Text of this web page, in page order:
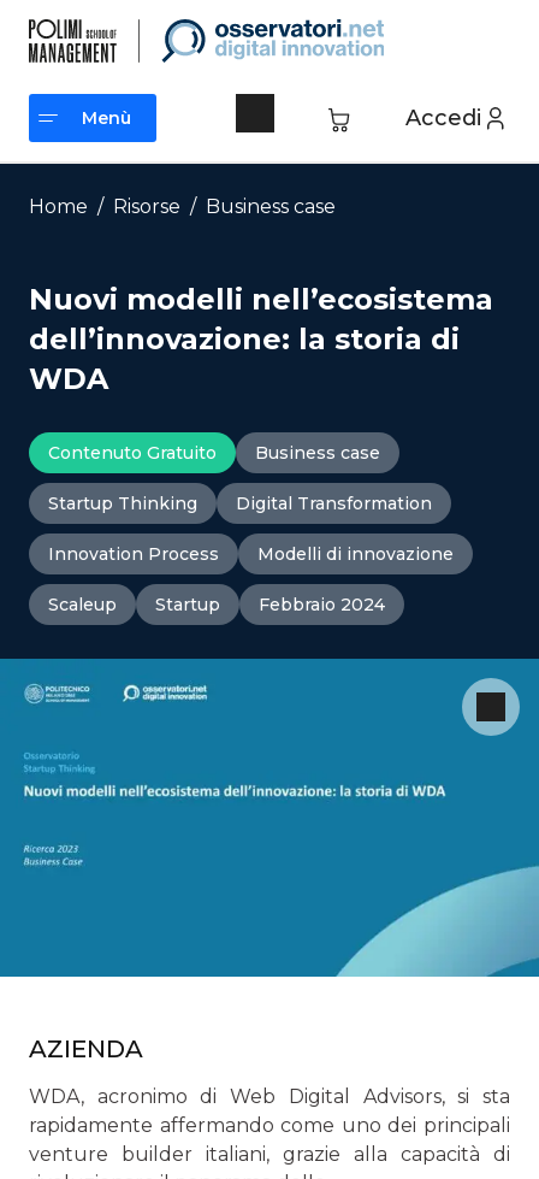
contenuto
Accedi
Menù
Menù
Home / Risorse / Business case
Nuovi modelli nell’ecosistema
dell’innovazione: la storia di
WDA
Contenuto Gratuito Business case
Startup Thinking Digital Transformation
Innovation Process Modelli di innovazione
Scaleup Startup Febbraio 2024
AZIENDA
WDA, acronimo di Web Digital Advisors, si sta
rapidamente affermando come uno dei principali
venture builder italiani, grazie alla capacità di